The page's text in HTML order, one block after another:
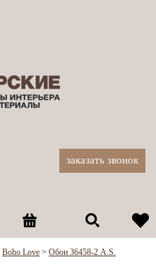
заказать звонок
Boho Love > Обои 36458-2 A.S.